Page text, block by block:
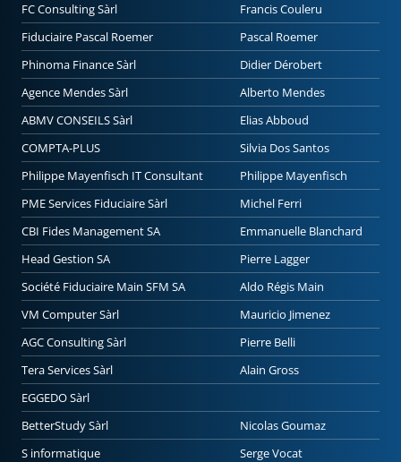
FC Consulting Sàrl
Francis Couleru
Fiduciaire Pascal Roemer
Pascal Roemer
Phinoma Finance Sàrl
Didier Dérobert
Agence Mendes Sàrl
Alberto Mendes
ABMV CONSEILS Sàrl
Elias Abboud
COMPTA-PLUS
Silvia Dos Santos
Philippe Mayenfisch IT Consultant
Philippe Mayenfisch
PME Services Fiduciaire Sàrl
Michel Ferri
CBI Fides Management SA
Emmanuelle Blanchard
Head Gestion SA
Pierre Lagger
Société Fiduciaire Main SFM SA
Aldo Régis Main
VM Computer Sàrl
Mauricio Jimenez
AGC Consulting Sàrl
Pierre Belli
Tera Services Sàrl
Alain Gross
EGGEDO Sàrl
BetterStudy Sàrl
Nicolas Goumaz
S informatique
Serge Vocat